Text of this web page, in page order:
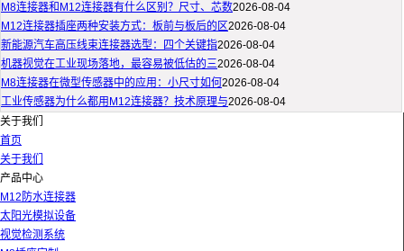
M8连接器和M12连接器有什么区别？尺寸、芯数2026-08-04
M12连接器插座两种安装方式：板前与板后的区2026-08-04
新能源汽车高压线束连接器选型：四个关键指2026-08-04
机器视觉在工业现场落地，最容易被低估的三2026-08-04
M8连接器在微型传感器中的应用：小尺寸如何 2026-08-04
工业传感器为什么都用M12连接器？技术原理与2026-08-04
关于我们
首页
关于我们
产品中心
M12防水连接器
太阳光模拟设备
视觉检测系统